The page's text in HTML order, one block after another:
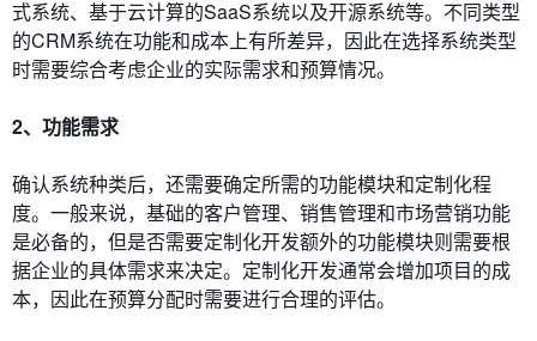
式系统、基于云计算的SaaS系统以及开源系统等。不同类型
的CRM系统在功能和成本上有所差异，因此在选择系统类型
时需要综合考虑企业的实际需求和预算情况。
2、功能需求
确认系统种类后，还需要确定所需的功能模块和定制化程
度。一般来说，基础的客户管理、销售管理和市场营销功能
是必备的，但是否需要定制化开发额外的功能模块则需要根
据企业的具体需求来决定。定制化开发通常会增加项目的成
本，因此在预算分配时需要进行合理的评估。